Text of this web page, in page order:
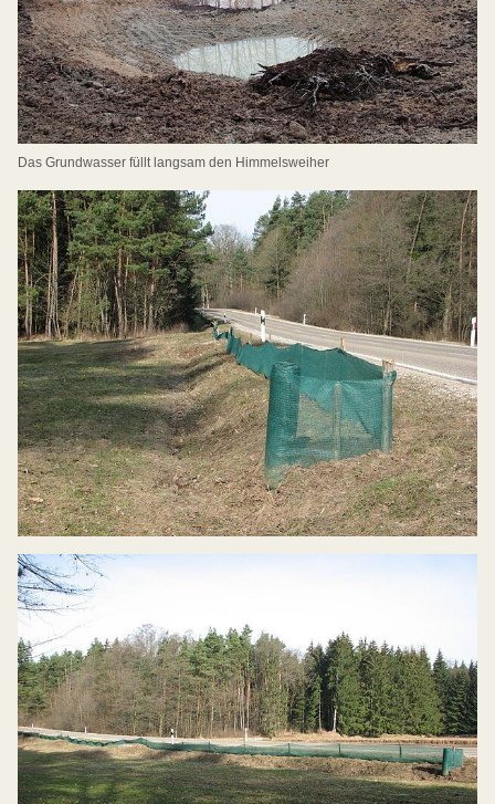
Das Grundwasser füllt langsam den Himmelsweiher